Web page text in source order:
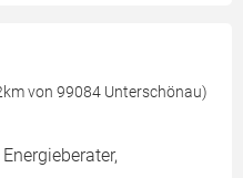
von 99084 Unterschönau)